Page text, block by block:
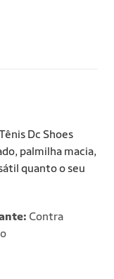
Dc Shoes
palmilha macia,
quanto o seu
Contra